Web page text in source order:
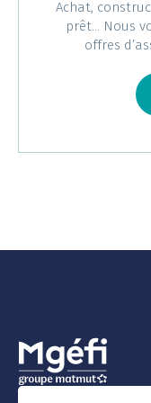
Achat,
prêt... Nous
offres
Image